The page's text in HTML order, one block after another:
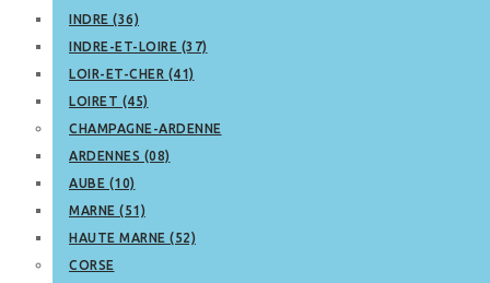
INDRE (36)
INDRE-ET-LOIRE (37)
LOIR-ET-CHER (41)
LOIRET (45)
CHAMPAGNE-ARDENNE
ARDENNES (08)
AUBE (10)
MARNE (51)
HAUTE MARNE (52)
CORSE